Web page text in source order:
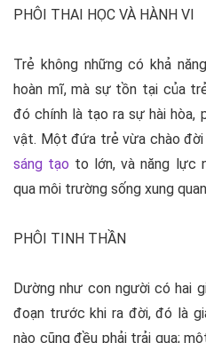
PHÔI THAI HỌC VÀ HÀNH VI
Trẻ không những có khả
hoàn mĩ, mà sự tồn tại của
đó chính là tạo ra sự hài hòa,
vật. Một đứa trẻ vừa chào
sáng tạo to lớn, và năng lực
qua môi trường sống xung
PHÔI TINH THẦN
Dường như con người có hai
đoạn trước khi ra đời, đó là
nào cũng đều phải trải qua;